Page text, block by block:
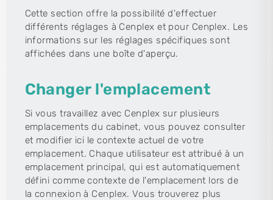
Cette section offre la possibilité d'effectuer
différents réglages à Cenplex et pour Cenplex. Les
informations sur les réglages spécifiques sont
affichées dans une boîte d'aperçu.
Changer l'emplacement
Si vous travaillez avec Cenplex sur plusieurs
emplacements du cabinet, vous pouvez consulter
et modifier ici le contexte actuel de votre
emplacement. Chaque utilisateur est attribué à un
emplacement principal, qui est automatiquement
défini comme contexte de l'emplacement lors de
la connexion à Cenplex. Vous trouverez plus